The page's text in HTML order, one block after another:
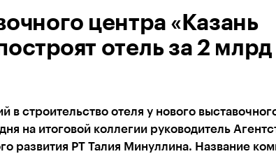
центра «Казань
отель за 2 млрд
в строительство отеля у нового
на итоговой коллегии руководитель
развития РТ Талия Минуллина. Название